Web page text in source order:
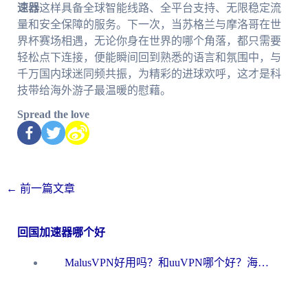
速器这样具备全球智能线路、全平台支持、无限稳定流
量和安全保障的服务。下一次，当苏格兰与摩洛哥在世
界杯赛场相遇，无论你身在世界的哪个角落，都只需要
轻松点下连接，便能瞬间回到熟悉的语言和氛围中，与
千万国内球迷同频共振，为精彩的进球欢呼，这才是科
技带给海外游子最温暖的慰藉。
Spread the love
← 前一篇文章
回国加速器哪个好
MalusVPN好用吗？和uuVPN哪个好？海外党无缝访问国内资源的真实对比与选择指南